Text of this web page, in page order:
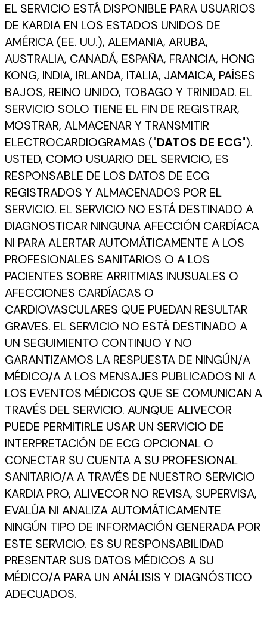
EL SERVICIO ESTÁ DISPONIBLE PARA USUARIOS
DE KARDIA EN LOS ESTADOS UNIDOS DE
AMÉRICA (EE. UU.), ALEMANIA, ARUBA,
AUSTRALIA, CANADÁ, ESPAÑA, FRANCIA, HONG
KONG, INDIA, IRLANDA, ITALIA, JAMAICA, PAÍSES
BAJOS, REINO UNIDO, TOBAGO Y TRINIDAD. EL
SERVICIO SOLO TIENE EL FIN DE REGISTRAR,
MOSTRAR, ALMACENAR Y TRANSMITIR
ELECTROCARDIOGRAMAS ("DATOS DE ECG").
USTED, COMO USUARIO DEL SERVICIO, ES
RESPONSABLE DE LOS DATOS DE ECG
REGISTRADOS Y ALMACENADOS POR EL
SERVICIO. EL SERVICIO NO ESTÁ DESTINADO A
DIAGNOSTICAR NINGUNA AFECCIÓN CARDÍACA
NI PARA ALERTAR AUTOMÁTICAMENTE A LOS
PROFESIONALES SANITARIOS O A LOS
PACIENTES SOBRE ARRITMIAS INUSUALES O
AFECCIONES CARDÍACAS O
CARDIOVASCULARES QUE PUEDAN RESULTAR
GRAVES. EL SERVICIO NO ESTÁ DESTINADO A
UN SEGUIMIENTO CONTINUO Y NO
GARANTIZAMOS LA RESPUESTA DE NINGÚN/A
MÉDICO/A A LOS MENSAJES PUBLICADOS NI A
LOS EVENTOS MÉDICOS QUE SE COMUNICAN A
TRAVÉS DEL SERVICIO. AUNQUE ALIVECOR
PUEDE PERMITIRLE USAR UN SERVICIO DE
INTERPRETACIÓN DE ECG OPCIONAL O
CONECTAR SU CUENTA A SU PROFESIONAL
SANITARIO/A A TRAVÉS DE NUESTRO SERVICIO
KARDIA PRO, ALIVECOR NO REVISA, SUPERVISA,
EVALÚA NI ANALIZA AUTOMÁTICAMENTE
NINGÚN TIPO DE INFORMACIÓN GENERADA POR
ESTE SERVICIO. ES SU RESPONSABILIDAD
PRESENTAR SUS DATOS MÉDICOS A SU
MÉDICO/A PARA UN ANÁLISIS Y DIAGNÓSTICO
ADECUADOS.